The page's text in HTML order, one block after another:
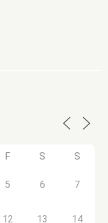
F S S
5 6 7
12 13 14